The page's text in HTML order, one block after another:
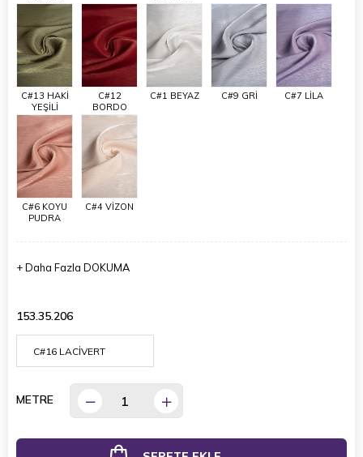
C#13 HAKİ
YEŞİLİ
C#12
BORDO
C#1 BEYAZ C#9 GRİ C#7 LİLA
C#6 KOYU
PUDRA
C#4 VİZON
+Daha Fazla DOKUMA
153.35.206
METRE